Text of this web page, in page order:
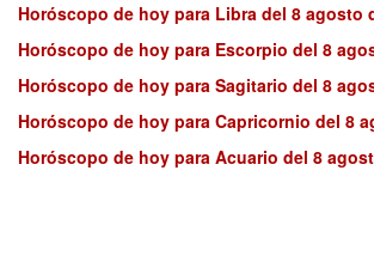
Horóscopo de hoy para Libra del 8 agosto
Horóscopo de hoy para Escorpio del 8
Horóscopo de hoy para Sagitario del 8
Horóscopo de hoy para Capricornio del 8
Horóscopo de hoy para Acuario del 8